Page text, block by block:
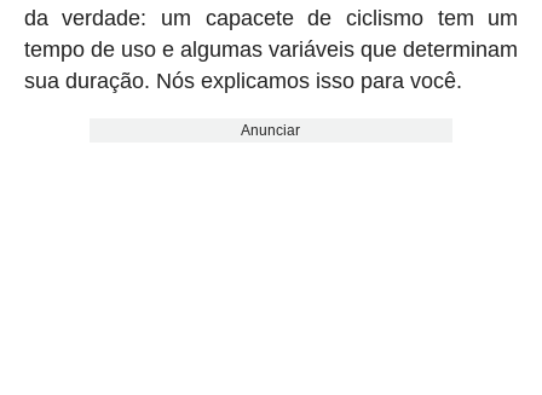
da verdade: um capacete de ciclismo tem um
tempo de uso e algumas variáveis ​​que determinam
sua duração. Nós explicamos isso para você.
Anunciar